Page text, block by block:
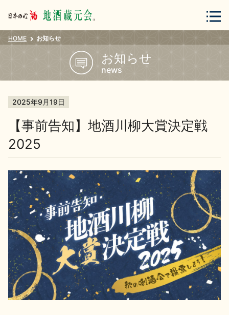
会員登録 ログイン
蔵元紀行 地酒カタログ
地酒用語集 地酒解体新書
HOME お知らせ
お知らせ
news
2025年9月19日
【事前告知】地酒川柳大賞決定戦
2025